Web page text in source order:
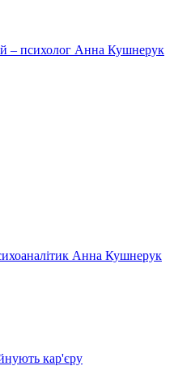
– психолог Анна Кушнерук
Анна Кушнерук
кар'єру